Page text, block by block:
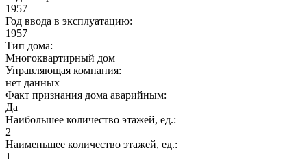
1957
Год ввода в эксплуатацию:
1957
Тип дома:
Многоквартирный дом
Управляющая компания:
нет данных
Факт признания дома аварийным:
Да
Наибольшее количество этажей, ед.:
2
Наименьшее количество этажей, ед.:
1